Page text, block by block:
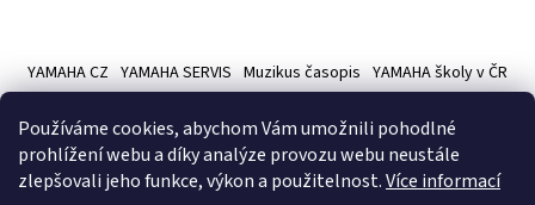
Používáme cookies, abychom Vám umožnili pohodlné
prohlížení webu a díky analýze provozu webu neustále
zlepšovali jeho funkce, výkon a použitelnost.Více informací
v
ý
i
s
u
p
YAMAHA CZ YAMAHA SERVIS Muzikus časopis YAMAHA školy v ČR